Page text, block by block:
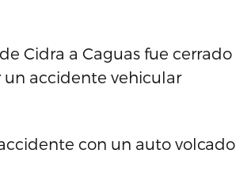
Cidra a Caguas fue cerrado
un accidente vehicular
con un auto volcado